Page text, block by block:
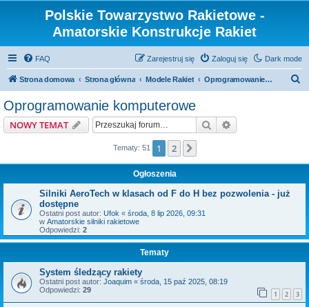
Polskie Towarzystwo Rakietowe -
Amatorskie Konstrukcje Rakiet
Dark mode
FAQ Zaloguj się
Zarejestruj się
Strona domowa Strona główna Modele Rakiet Oprogramowanie komputerowe
Oprogramowanie komputerowe
NOWY TEMAT Szukaj
Tematy: 51 1 2
Ogłoszenia
Silniki AeroTech w klasach od F do H bez pozwolenia - już
dostępne
Ostatni post autor: Ufok « środa, 8 lip 2026, 09:31
w Amatorskie silniki rakietowe
Odpowiedzi: 2
Tematy
System śledzący rakiety
Ostatni post autor: Joaquim « środa, 15 paź 2025, 08:19
Odpowiedzi: 29 1 2 3